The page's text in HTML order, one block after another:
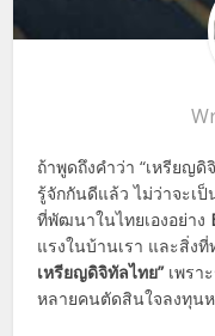
ถ้าพูดถึงคำว่า “เหรียญดิ
รู้จักกันดีแล้ว ไม่ว่าจะเ
ที่พัฒนาในไทยเองอย่าง
แรงในบ้านเรา และสิ่ง
เหรียญดิจิทัลไทย” เพรา
หลายคนตัดสินใจลงทุน